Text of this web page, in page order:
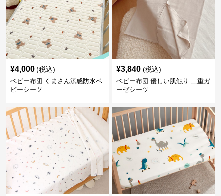
¥4,000 (税込)
ベビー布団 くまさん涼感防水ベ
ビーシーツ
¥3,840 (税込)
ベビー布団 優しい肌触り 二重ガ
ーゼシーツ